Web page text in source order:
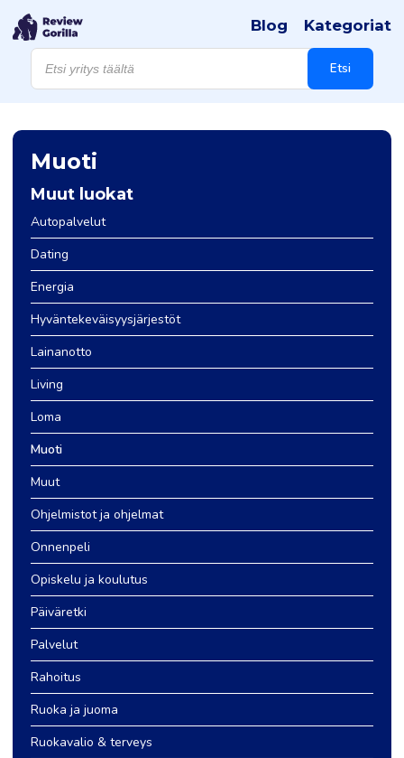
Products
search Etsi
Blog Kategoriat
Muoti
Muut luokat
Autopalvelut
Dating
Energia
Hyväntekeväisyysjärjestöt
Lainanotto
Living
Loma
Muoti
Muut
Ohjelmistot ja ohjelmat
Onnenpeli
Opiskelu ja koulutus
Päiväretki
Palvelut
Rahoitus
Ruoka ja juoma
Ruokavalio & terveys